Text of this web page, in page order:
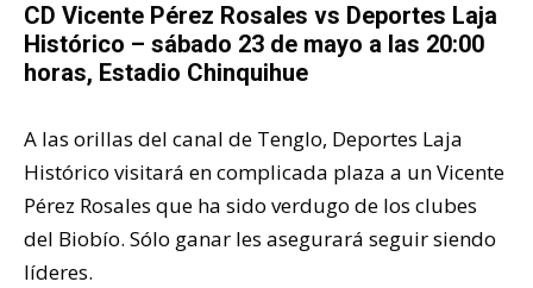
CD Vicente Pérez Rosales vs Deportes Laja
Histórico – sábado 23 de mayo a las 20:00
horas, Estadio Chinquihue
A las orillas del canal de Tenglo, Deportes Laja
Histórico visitará en complicada plaza a un Vicente
Pérez Rosales que ha sido verdugo de los clubes
del Biobío. Sólo ganar les asegurará seguir siendo
líderes.